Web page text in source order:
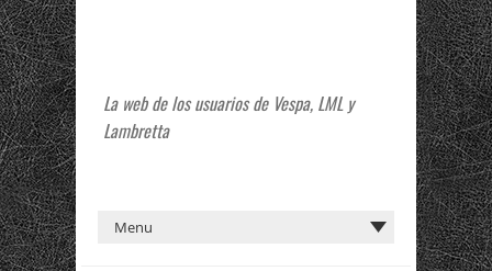
La web de los usuarios de Vespa, LML y
Lambretta